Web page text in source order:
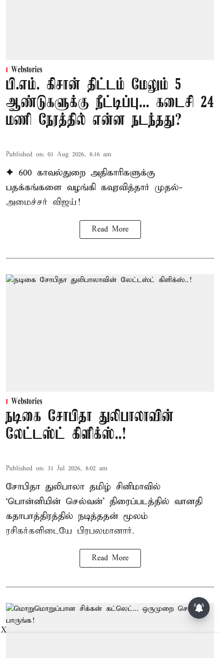
Webstories
பி.எம். கிசான் திட்டம் மேலும் 5
ஆண்டுகளுக்கு நீட்டிப்பு... கடைசி 24
மணி நேரத்தில் என்ன நடந்தது?
Published on: 01 Aug 2026, 8:16 am
✦ 600 காவல்துறை அதிகாரிகளுக்கு
பதக்கங்களை வழங்கி கவுரவித்தார் முதல்-
அமைச்சர் விஜய்!
Read More
Webstories
நடிகை சோபிதா துலிபாலாவின்
லேட்டஸ்ட் கிளிக்ஸ்..!
Published on: 31 Jul 2026, 8:02 am
சோபிதா துலிபாலா தமிழ் சினிமாவில்
‘பொன்னியின் செல்வன்’ திரைப்படத்தில் வானதி
கதாபாத்திரத்தில் நடித்ததன் மூலம்
ரசிகர்களிடையே பிரபலமானார்.
Read More
X